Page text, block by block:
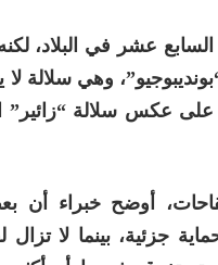
عشر في البلاد،
وهي سلالة لا
على عكس سلالة “زائير”
أوضح خبراء أن
جزئية، بينما لا